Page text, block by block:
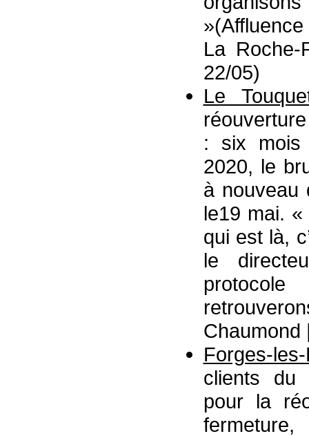
La Roche-
22/05)
Le
: six mois
2020, le
à nouveau
le19 mai.
qui est là,
le
Chaumond
Forges-
clients du
pour la